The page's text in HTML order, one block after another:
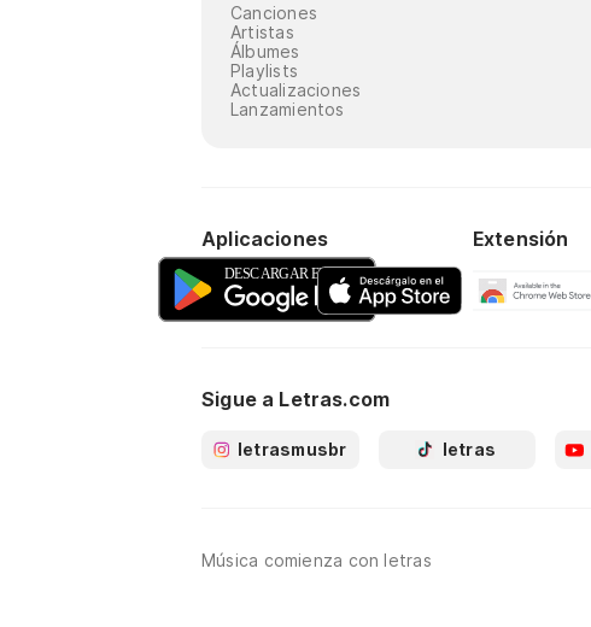
Canciones
Artistas
Álbumes
Playlists
Actualizaciones
Lanzamientos
Aplicaciones Extensión
Sigue a Letras.com
letrasmusbr letras
Música comienza con letras